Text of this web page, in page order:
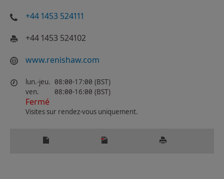
+44 1453 524111
+44 1453 524102
www​.renishaw​.com
lun.-jeu. 08:00-17:00 (BST)
ven.
08:00-16:00 (BST)
Fermé
Visites sur rendez-vous uniquement.